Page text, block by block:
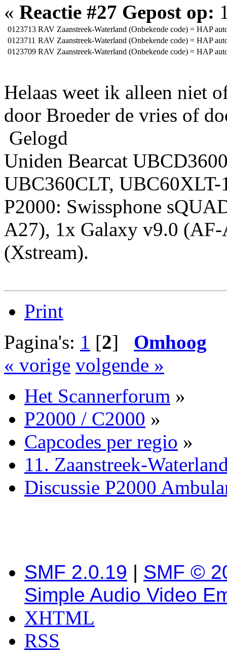
« Reactie #27 Gepost op:
0123713 RAV Zaanstreek-Waterland (Onbekende code) = HAP
0123711 RAV Zaanstreek-Waterland (Onbekende code) = HAP
0123709 RAV Zaanstreek-Waterland (Onbekende code) = HAP
Helaas weet ik alleen niet
door Broeder de vries of
Gelogd
Uniden Bearcat
UBC360CLT,
P2000: Swissphone
A27), 1x Galaxy v9.0
(Xstream).
Print
Pagina's: 1 [2] Omhoog
« vorige volgende »
Het Scannerforum »
P2000 / C2000 »
Capcodes per regio »
11. Zaanstreek-
Discussie P2000
SMF 2.0.19 | SMF ©
Simple Audio Video
XHTML
RSS